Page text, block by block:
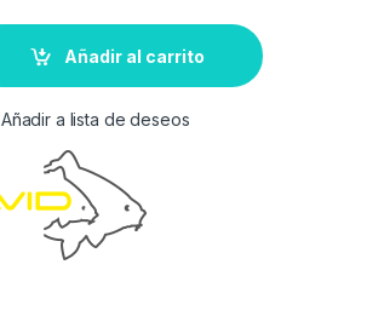
Añadir al carrito
Añadir a lista de deseos